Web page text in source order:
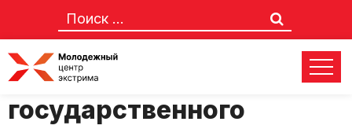
Приказ: Об утверждении
государственного